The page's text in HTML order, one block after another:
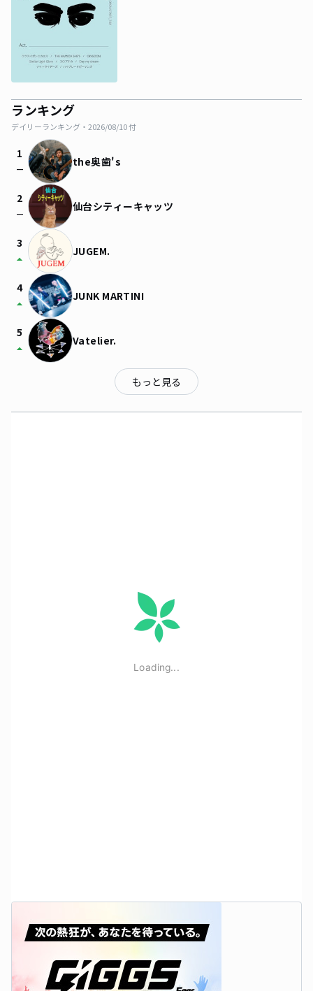
ランキング
デイリーランキング・ 2026/08/10付
1
check_indeterminate_small the奥歯's
2
check_indeterminate_small 仙台シティーキャッツ
3
arrow_drop_up JUGEM.
4
arrow_drop_up JUNK MARTINI
5
arrow_drop_up Vatelier.
もっと見る